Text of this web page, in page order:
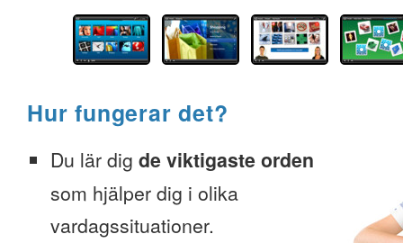
Hur fungerar det?
Du lär dig de viktigaste orden
som hjälper dig i olika
vardagssituationer.